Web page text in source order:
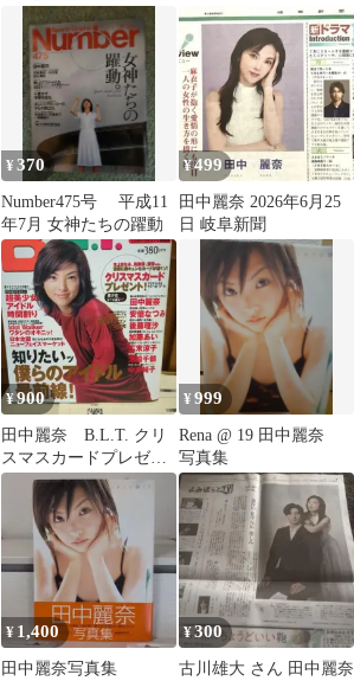
原作 田中麗奈 東山
紀之
¥370
Number475号 平成11
年7月 女神たちの躍動
¥499
田中麗奈 2026年6月25
日 岐阜新聞
¥900
田中麗奈 B.L.T. クリ
スマスカードプレゼン
ト号
¥999
Rena @ 19 田中麗奈
写真集
¥ 1,400
田中麗奈写真集
¥300
古川雄大 さん 田中麗奈